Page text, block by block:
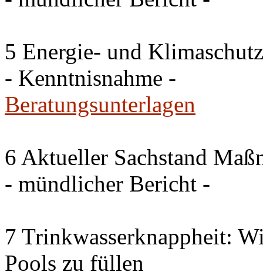
5 Energie- und
- Kenntnisnahme -
Beratungsunterlagen
6 Aktueller Sachstand
- mündlicher Bericht -
7 Trinkwasserknappheit:
Pools zu füllen